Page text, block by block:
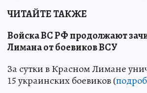
ЧИТАЙТЕ ТАКЖЕ
Войска ВС РФ продолжают
Лимана от боевиков ВСУ
За сутки в Красном Лимане
15 украинских боевиков (